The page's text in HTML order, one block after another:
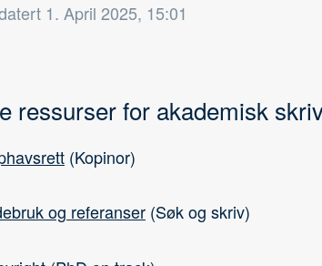
1. April 2025, 15:01
ressurser for akademisk
(Kopinor)
og referanser(Søk og skriv)